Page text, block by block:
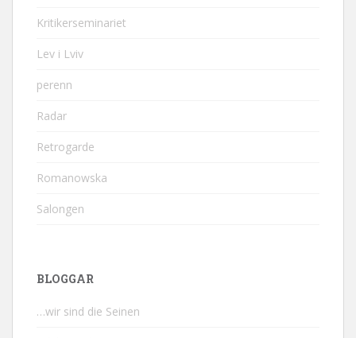
Kritikerseminariet
Lev i Lviv
perenn
Radar
Retrogarde
Romanowska
Salongen
BLOGGAR
…wir sind die Seinen